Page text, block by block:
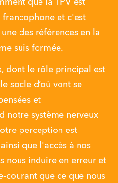
que la TPV est
francophone et c'est
des références en la
suis formée.
dont le rôle principal est
socle d’où vont se
et
notre système nerveux
perception est
que l'accès à nos
nous induire en erreur et
courant que ce que nous